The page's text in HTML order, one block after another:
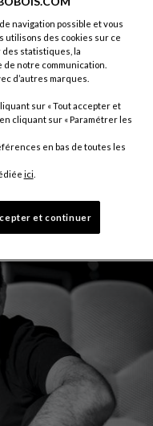
Sacha Lakic pour le travail
rangements high-tech,
expriment le mouvement et la
magasin
navigation possible et vous
utilisons des cookies sur ce
des statistiques, la
notre communication.
d’autres marques.
sur « Tout accepter et
cliquant sur « Paramétrer les
en bas de toutes les
ici.
et continuer